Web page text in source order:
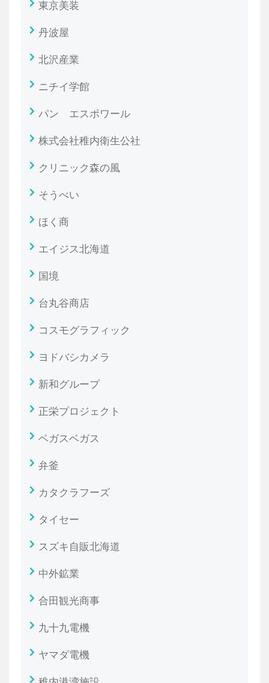
東京美装
丹波屋
北沢産業
ニチイ学館
パン エスポワール
株式会社稚内衛生公社
クリニック森の風
そうべい
ほく商
エイジス北海道
国境
台丸谷商店
コスモグラフィック
ヨドバシカメラ
新和グループ
正栄プロジェクト
ベガスベガス
弁釜
カタクラフーズ
タイセー
スズキ自販北海道
中外鉱業
合田観光商事
九十九電機
ヤマダ電機